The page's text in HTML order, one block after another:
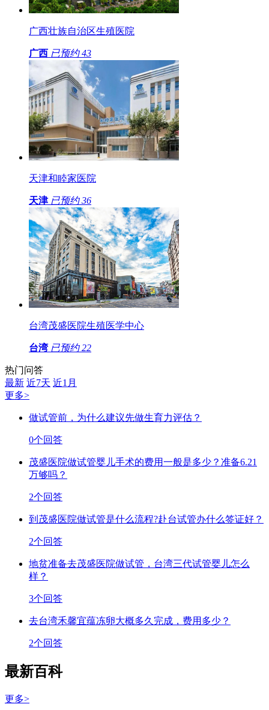
广西壮族自治区生殖医院
广西 已预约 43
天津和睦家医院
天津 已预约 36
台湾茂盛医院生殖医学中心
台湾 已预约 22
热门问答
最新 近7天 近1月
更多>
做试管前，为什么建议先做生育力评估？
0个回答
茂盛医院做试管婴儿手术的费用一般是多少？准备6.21
万够吗？
2个回答
到茂盛医院做试管是什么流程?赴台试管办什么签证好？
2个回答
地贫准备去茂盛医院做试管，台湾三代试管婴儿怎么
样？
3个回答
去台湾禾馨宜蕴冻卵大概多久完成，费用多少？
2个回答
最新百科
更多>